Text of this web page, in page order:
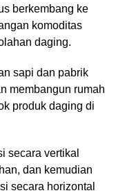
berkembang ke
komoditas
daging.
sapi dan pabrik
membangun rumah
produk daging di
secara vertikal
dan kemudian
secara horizontal